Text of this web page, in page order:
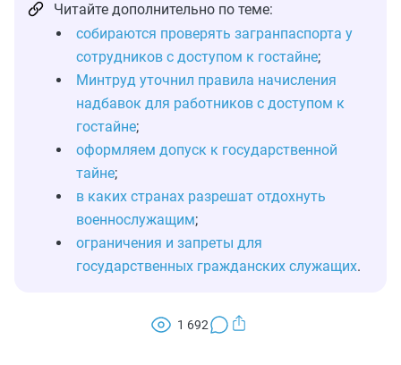
Читайте дополнительно по теме:
собираются проверять загранпаспорта у
сотрудников с доступом к гостайне;
Минтруд уточнил правила начисления
надбавок для работников с доступом к
гостайне;
оформляем допуск к государственной
тайне;
в каких странах разрешат отдохнуть
военнослужащим;
ограничения и запреты для
государственных гражданских служащих.
1 692